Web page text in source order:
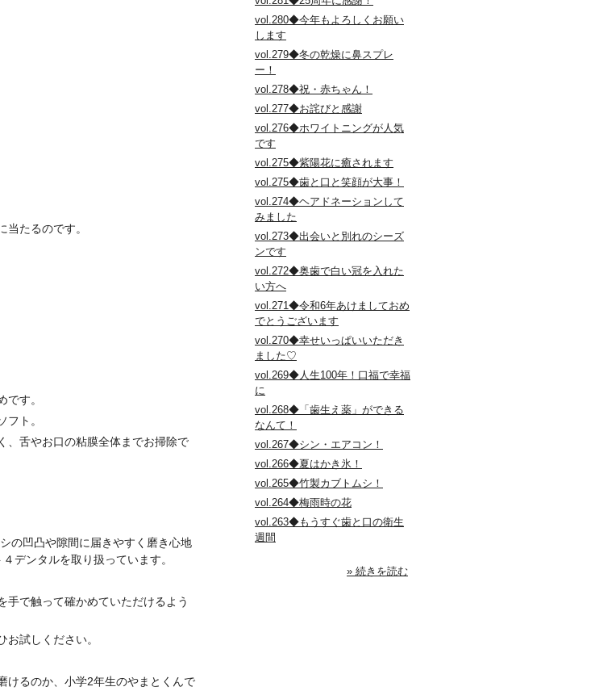
たるのです。
す。
ト。
、舌やお口の粘膜全体までお掃除で
の凹凸や隙間に届きやすく磨き心地
デンタルを取り扱っています。
手で触って確かめていただけるよう
試しください。
けるのか、小学2年生のやまとくんで
vol.280◆今年もよろしくお願い
します
vol.279◆冬の乾燥に鼻スプレ
ー！
vol.278◆祝・赤ちゃん！
vol.277◆お詫びと感謝
vol.276◆ホワイトニングが人気
です
vol.275◆紫陽花に癒されます
vol.275◆歯と口と笑顔が大事！
vol.274◆ヘアドネーションして
みました
vol.273◆出会いと別れのシーズ
ンです
vol.272◆奥歯で白い冠を入れた
い方へ
vol.271◆令和6年あけましておめ
でとうございます
vol.270◆幸せいっぱいいただき
ました♡
vol.269◆人生100年！口福で幸福
に
vol.268◆「歯生え薬」ができる
なんて！
vol.267◆シン・エアコン！
vol.266◆夏はかき氷！
vol.265◆竹製カブトムシ！
vol.264◆梅雨時の花
vol.263◆もうすぐ歯と口の衛生
週間
» 続きを読む